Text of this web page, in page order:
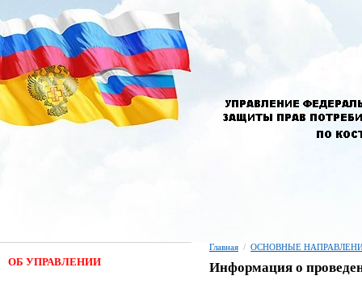
ОБ УПРАВЛЕНИИ
Главная / ОСНОВНЫЕ
Информация о